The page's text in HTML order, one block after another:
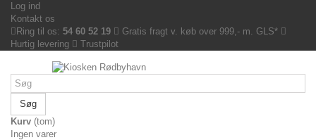
Log ind
Kontakt os
Ring til os: 54 60 52 19
Gratis fragt v. køb over 999,- m. GLS*
Hurtig levering
Trustpilot
Søg
Kurv (tom)
Ingen varer